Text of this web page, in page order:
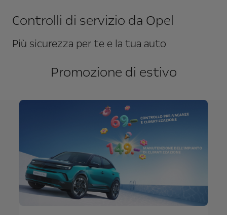
Controlli di servizio da Opel
Più sicurezza per te e la tua auto
Promozione di estivo